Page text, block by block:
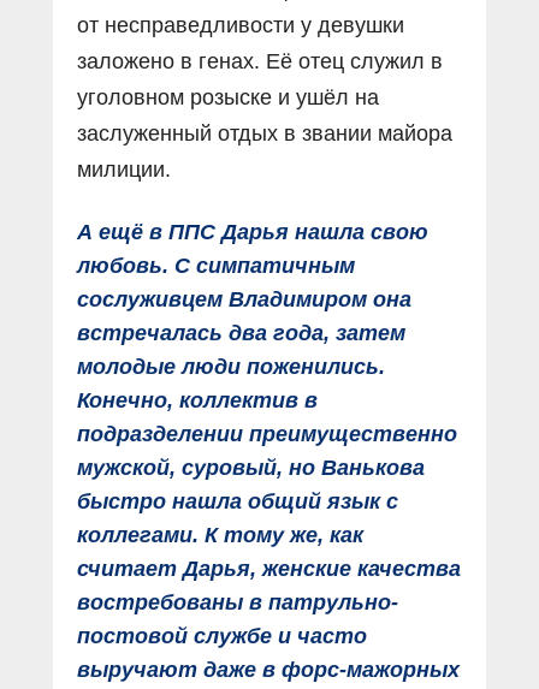
от несправедливости у девушки
заложено в генах. Её отец служил в
уголовном розыске и ушёл на
заслуженный отдых в звании майора
милиции.
А ещё в ППС Дарья нашла свою
любовь. С симпатичным
сослуживцем Владимиром она
встречалась два года, затем
молодые люди поженились.
Конечно, коллектив в
подразделении преимущественно
мужской, суровый, но Ванькова
быстро нашла общий язык с
коллегами. К тому же, как
считает Дарья, женские качества
востребованы в патрульно-
постовой службе и часто
выручают даже в форс-мажорных